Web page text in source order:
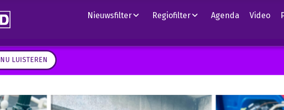
Nieuwsfilter Regiofilter Agenda Video
NU LUISTEREN